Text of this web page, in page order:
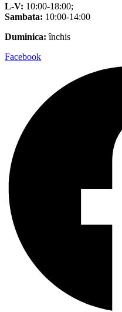
L-V: 10:00-18:00;
Sambata: 10:00-14:00
Duminica: închis
Facebook